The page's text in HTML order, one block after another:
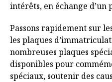
intérêts, en échange d’un
Passons rapidement sur
les plaques
nombreuses plaques
disponibles pour
spéciaux, soutenir des